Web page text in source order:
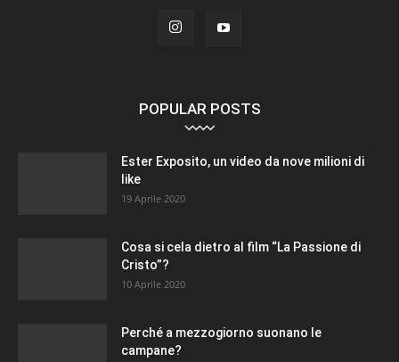
POPULAR POSTS
Ester Exposito, un video da nove milioni di
like
19 Aprile 2020
Cosa si cela dietro al film “La Passione di
Cristo”?
10 Aprile 2020
Perché a mezzogiorno suonano le
campane?